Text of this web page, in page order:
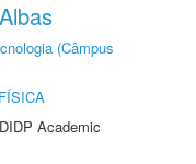
(Câmpus
Academic